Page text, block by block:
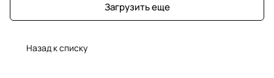
Загрузить еще
Назад к списку